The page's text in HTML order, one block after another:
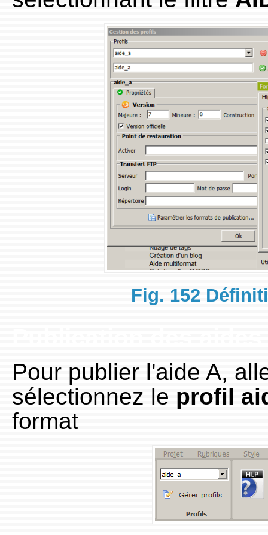
Fig. 152
Pour publier l'aide A,
sélectionnez le profil
format